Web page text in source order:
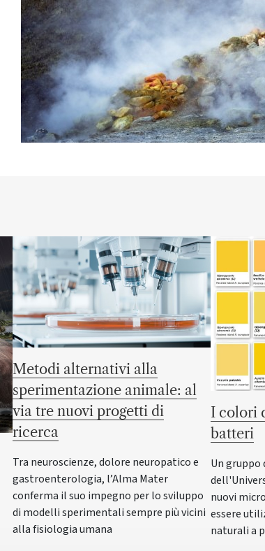
Metodi alternativi alla
sperimentazione animale: al
via tre nuovi progetti di
ricerca
Tra neuroscienze, dolore neuropatico e
gastroenterologia, l’Alma Mater
conferma il suo impegno per lo sviluppo
di modelli sperimentali sempre più vicini
alla fisiologia umana
I colori
batteri
Un gruppo
nuovi
essere
naturali a